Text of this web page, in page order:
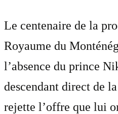
Le centenaire de la
Royaume du
l’absence du prince
descendant direct de
rejette l’offre que lui